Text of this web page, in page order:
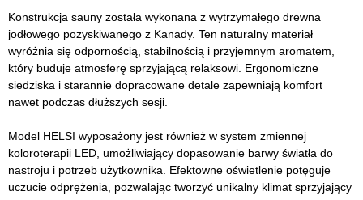
Konstrukcja sauny została wykonana z wytrzymałego drewna
jodłowego pozyskiwanego z Kanady. Ten naturalny materiał
wyróżnia się odpornością, stabilnością i przyjemnym aromatem,
który buduje atmosferę sprzyjającą relaksowi. Ergonomiczne
siedziska i starannie dopracowane detale zapewniają komfort
nawet podczas dłuższych sesji.
Model HELSI wyposażony jest również w system zmiennej
koloroterapii LED, umożliwiający dopasowanie barwy światła do
nastroju i potrzeb użytkownika. Efektowne oświetlenie potęguje
uczucie odprężenia, pozwalając tworzyć unikalny klimat sprzyjający